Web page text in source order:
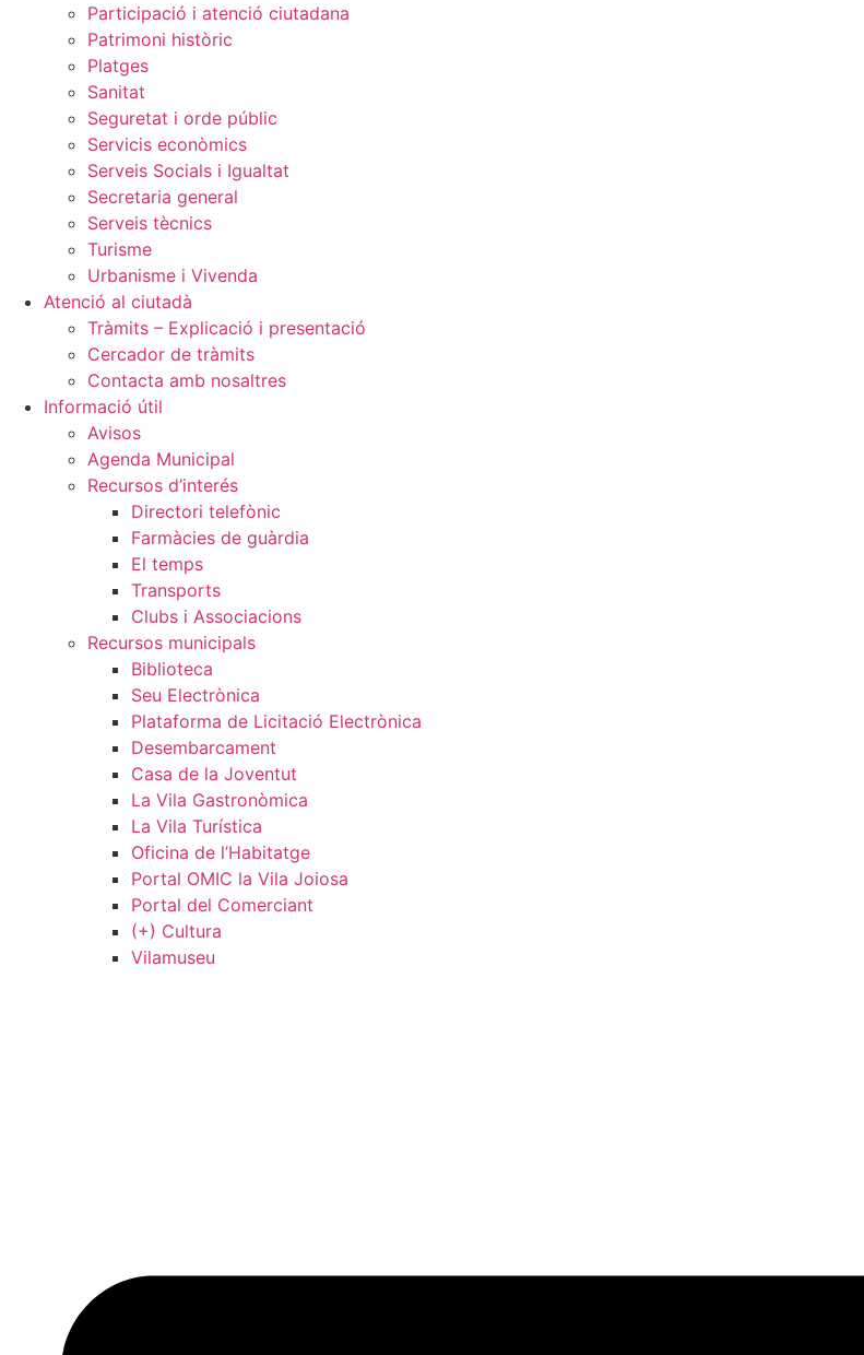
Participació i atenció ciutadana
Patrimoni històric
Platges
Sanitat
Seguretat i orde públic
Servicis econòmics
Serveis Socials i Igualtat
Secretaria general
Serveis tècnics
Turisme
Urbanisme i Vivenda
Atenció al ciutadà
Tràmits – Explicació i presentació
Cercador de tràmits
Contacta amb nosaltres
Informació útil
Avisos
Agenda Municipal
Recursos d’interés
Directori telefònic
Farmàcies de guàrdia
El temps
Transports
Clubs i Associacions
Recursos municipals
Biblioteca
Seu Electrònica
Plataforma de Licitació Electrònica
Desembarcament
Casa de la Joventut
La Vila Gastronòmica
La Vila Turística
Oficina de l’Habitatge
Portal OMIC la Vila Joiosa
Portal del Comerciant
(+) Cultura
Vilamuseu